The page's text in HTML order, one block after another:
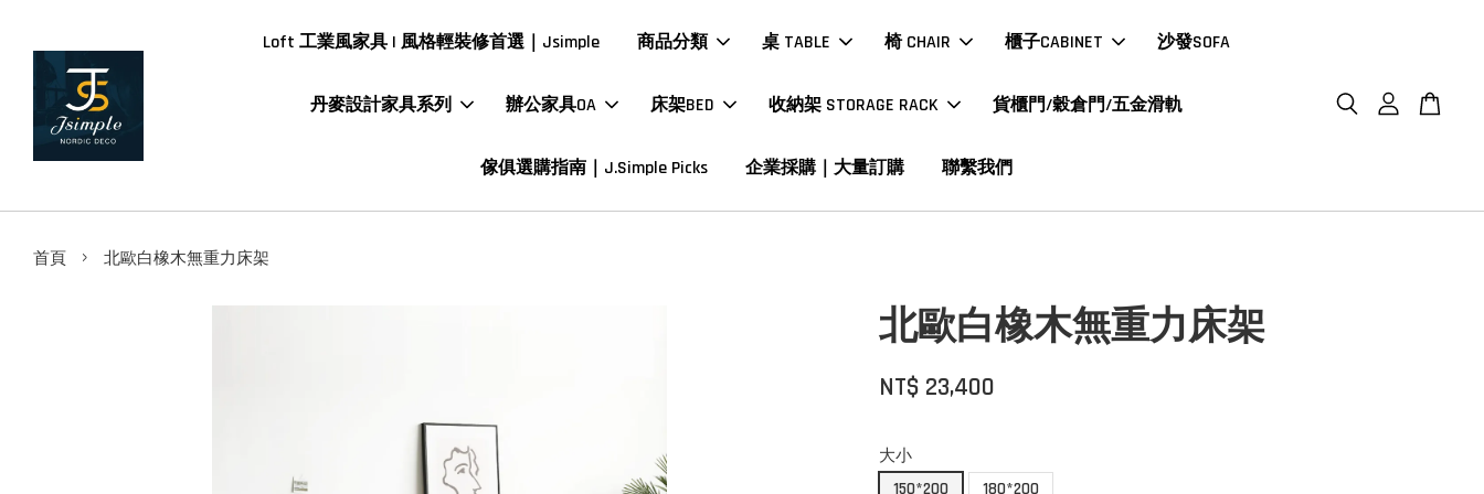
Loft 工業風家具 | 風格輕裝修首選｜Jsimple 商品分類 桌 TABLE 椅 CHAIR 櫃子CABINET 沙發SOFA
丹麥設計家具系列 辦公家具OA 床架BED 收納架 STORAGE RACK 貨櫃門/穀倉門/五金滑軌
傢俱選購指南｜J.Simple Picks 企業採購｜大量訂購 聯繫我們
首頁 › 北歐白橡木無重力床架
北歐白橡木無重力床架
NT$ 23,400
大小
150*200
180*200